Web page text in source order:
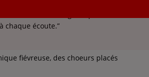
chaque écoute.”
fiévreuse, des choeurs placés